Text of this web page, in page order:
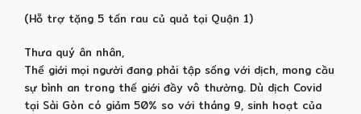
(Hỗ trợ tặng 5 tấn rau củ quả tại Quận 1)
Thưa quý ân nhân,
Thế giới mọi người đang phải tập sống với dịch, mong cầu
sự bình an trong thế giới đầy vô thường. Dù dịch Covid
tại Sài Gòn có giảm 50% so với tháng 9, sinh hoạt của